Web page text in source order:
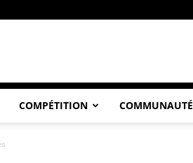
COMPÉTITION COMMUNAUTÉ